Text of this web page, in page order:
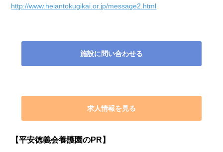
http://www.heiantokugikai.or.jp/message2.html
施設に問い合わせる
求人情報を見る
【平安徳義会養護園のPR】